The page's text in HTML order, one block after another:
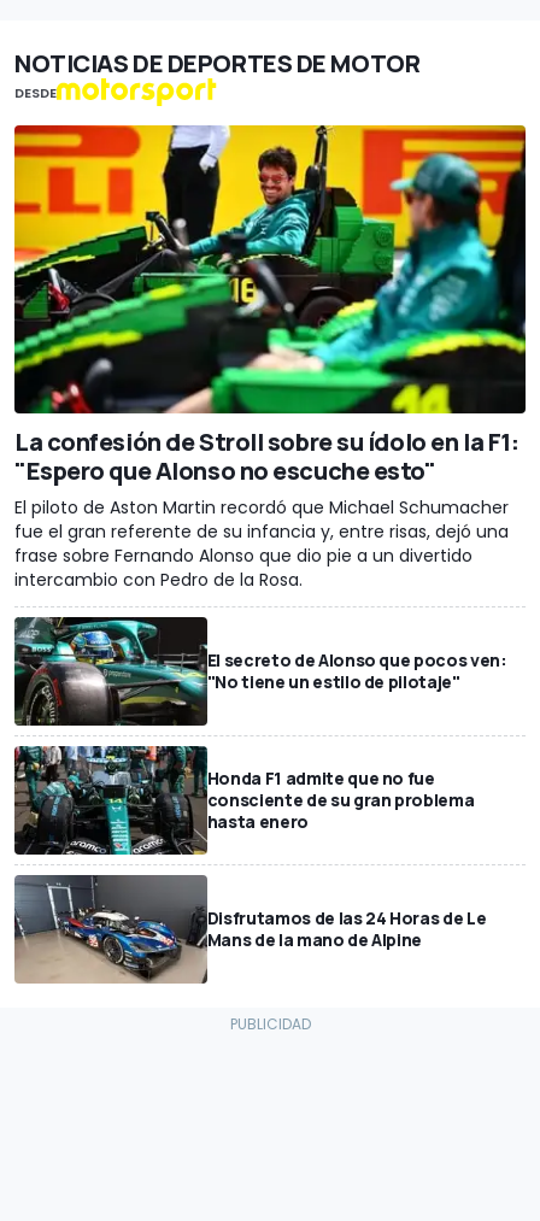
NOTICIAS DE DEPORTES DE MOTOR
DESDE
La confesión de Stroll sobre su ídolo en la F1:
"Espero que Alonso no escuche esto"
El piloto de Aston Martin recordó que Michael Schumacher
fue el gran referente de su infancia y, entre risas, dejó una
frase sobre Fernando Alonso que dio pie a un divertido
intercambio con Pedro de la Rosa.
El secreto de Alonso que pocos ven:
"No tiene un estilo de pilotaje"
Honda F1 admite que no fue
consciente de su gran problema
hasta enero
Disfrutamos de las 24 Horas de Le
Mans de la mano de Alpine